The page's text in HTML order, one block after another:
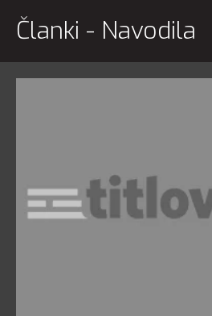
Članki - Navodila